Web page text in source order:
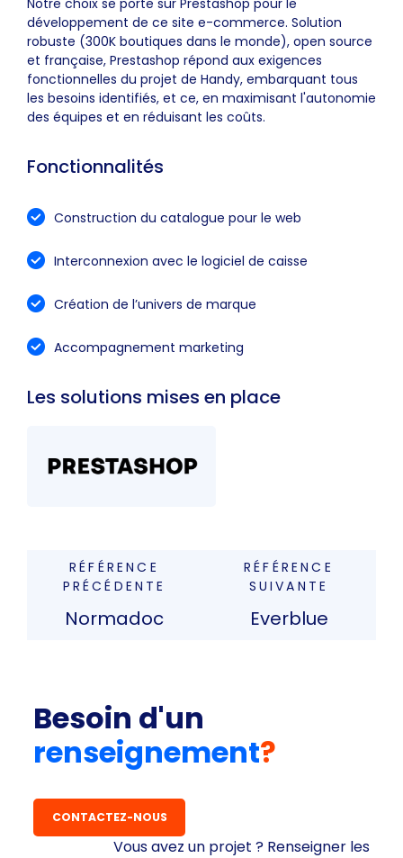
développement de ce site e-commerce. Solution
robuste (300K boutiques dans le monde), open source
et française, Prestashop répond aux exigences
fonctionnelles du projet de Handy, embarquant tous
les besoins identifiés, et ce, en maximisant l'autonomie
des équipes et en réduisant les coûts.
Fonctionnalités
Construction du catalogue pour le web
Interconnexion avec le logiciel de caisse
Création de l’univers de marque
Accompagnement marketing
Les solutions mises en place
RÉFÉRENCE
PRÉCÉDENTE
Normadoc
RÉFÉRENCE
SUIVANTE
Everblue
Besoin d'un
renseignement?
CONTACTEZ-NOUS
Vous avez un projet ? Renseigner les